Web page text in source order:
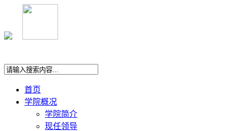
首页
学院概况
学院简介
现任领导